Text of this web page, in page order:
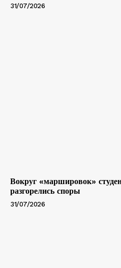
31/07/2026
Вокруг «маршировок»
разгорелись споры
31/07/2026